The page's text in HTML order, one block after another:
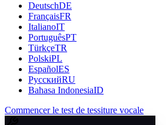
DeutschDE
FrançaisFR
ItalianoIT
PortuguêsPT
TürkçeTR
PolskiPL
EspañolES
РусскийRU
Bahasa IndonesiaID
Commencer le test de tessiture vocale